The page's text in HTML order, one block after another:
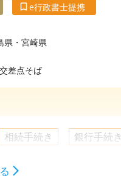
e行政書士提携
県・宮崎県
差点そば
相続手続き
銀行手続き